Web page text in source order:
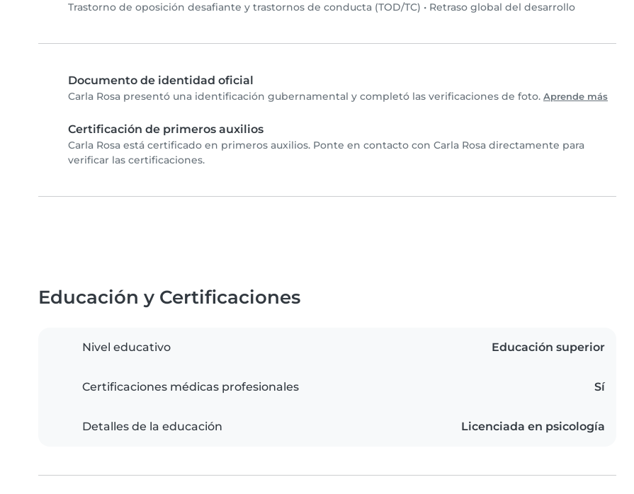
Trastorno de oposición desafiante y trastornos de conducta (TOD/TC) • Retraso global del desarrollo
Documento de identidad oficial
Carla Rosa presentó una identificación gubernamental y completó las verificaciones de foto. Aprende más
Certificación de primeros auxilios
Carla Rosa está certificado en primeros auxilios. Ponte en contacto con Carla Rosa directamente para
verificar las certificaciones.
Educación y Certificaciones
Nivel educativo Educación superior
Certificaciones médicas profesionales Sí
Detalles de la educación Licenciada en psicología